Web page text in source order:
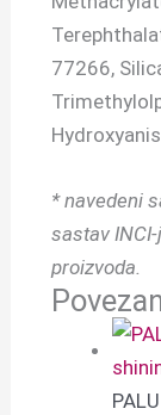
77266,
* navedeni
sastav
proizvoda.